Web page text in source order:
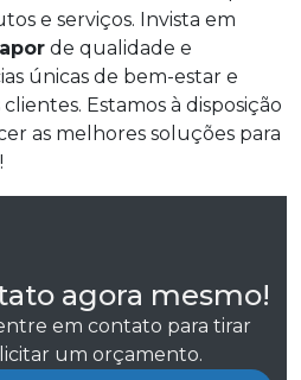
e serviços. Invista em
de qualidade e
únicas de bem-estar e
Estamos à disposição
as melhores soluções para
agora mesmo!
em contato para tirar
um orçamento.